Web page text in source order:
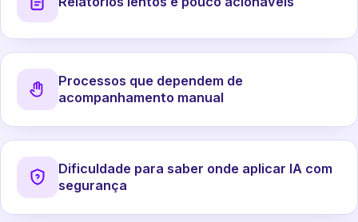
Processos que dependem de
acompanhamento manual
Dificuldade para saber onde aplicar IA com
segurança